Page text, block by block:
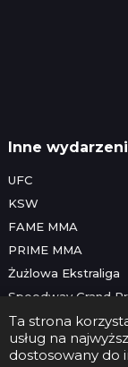
Ta strona
usług na
dostosowany do
Inne
UFC
KSW
FAME MMA
PRIME MMA
Żużlowa Ekstraliga
Speedway Grand
Skoki narciarskie